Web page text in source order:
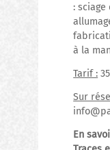
:
à la
Tarif :
Sur
En